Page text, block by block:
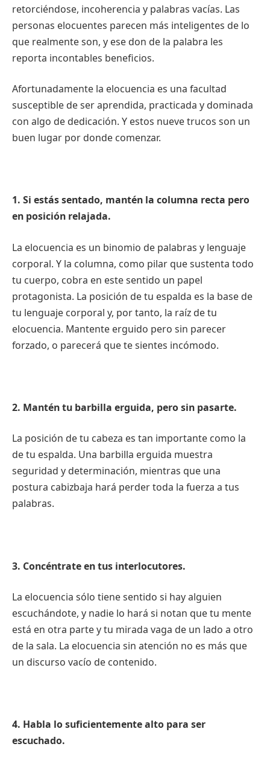
retorciéndose, incoherencia y palabras vacías. Las
personas elocuentes parecen más inteligentes de lo
que realmente son, y ese don de la palabra les
reporta incontables beneficios.
Afortunadamente la elocuencia es una facultad
susceptible de ser aprendida, practicada y dominada
con algo de dedicación. Y estos nueve trucos son un
buen lugar por donde comenzar.
1. Si estás sentado, mantén la columna recta pero
en posición relajada.
La elocuencia es un binomio de palabras y lenguaje
corporal. Y la columna, como pilar que sustenta todo
tu cuerpo, cobra en este sentido un papel
protagonista. La posición de tu espalda es la base de
tu lenguaje corporal y, por tanto, la raíz de tu
elocuencia. Mantente erguido pero sin parecer
forzado, o parecerá que te sientes incómodo.
2. Mantén tu barbilla erguida, pero sin pasarte.
La posición de tu cabeza es tan importante como la
de tu espalda. Una barbilla erguida muestra
seguridad y determinación, mientras que una
postura cabizbaja hará perder toda la fuerza a tus
palabras.
3. Concéntrate en tus interlocutores.
La elocuencia sólo tiene sentido si hay alguien
escuchándote, y nadie lo hará si notan que tu mente
está en otra parte y tu mirada vaga de un lado a otro
de la sala. La elocuencia sin atención no es más que
un discurso vacío de contenido.
4. Habla lo suficientemente alto para ser
escuchado.